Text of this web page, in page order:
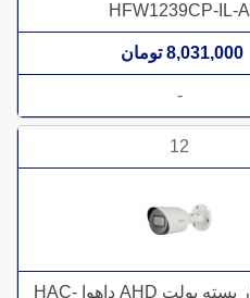
HFW1239CP-IL-A
8,031,000 تومان
-
12
دوربین مدار بسته بولت AHD داهوا HAC-